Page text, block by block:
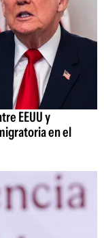
EEUU y
en el